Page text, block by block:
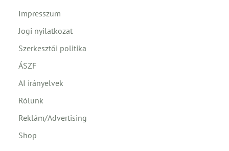
Impresszum
Jogi nyilatkozat
Szerkesztői politika
ÁSZF
AI irányelvek
Rólunk
Reklám/Advertising
Shop